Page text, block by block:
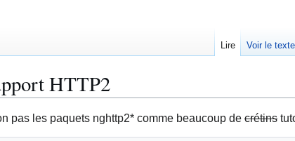
HTTP2
pas les paquets nghttp2* comme beaucoup de crétins
Lire Voir le